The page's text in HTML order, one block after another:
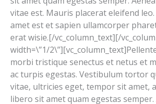
vitae est. Mauris placerat eleifend
amet est et sapien ullamcorper
erat wisie.[/vc_column_text][/
width=\”1/
morbi tristique senectus et netus et
ac turpis egestas. Vestibulum tortor
vitae, ultricies eget, tempor sit amet,
libero sit amet quam egestas